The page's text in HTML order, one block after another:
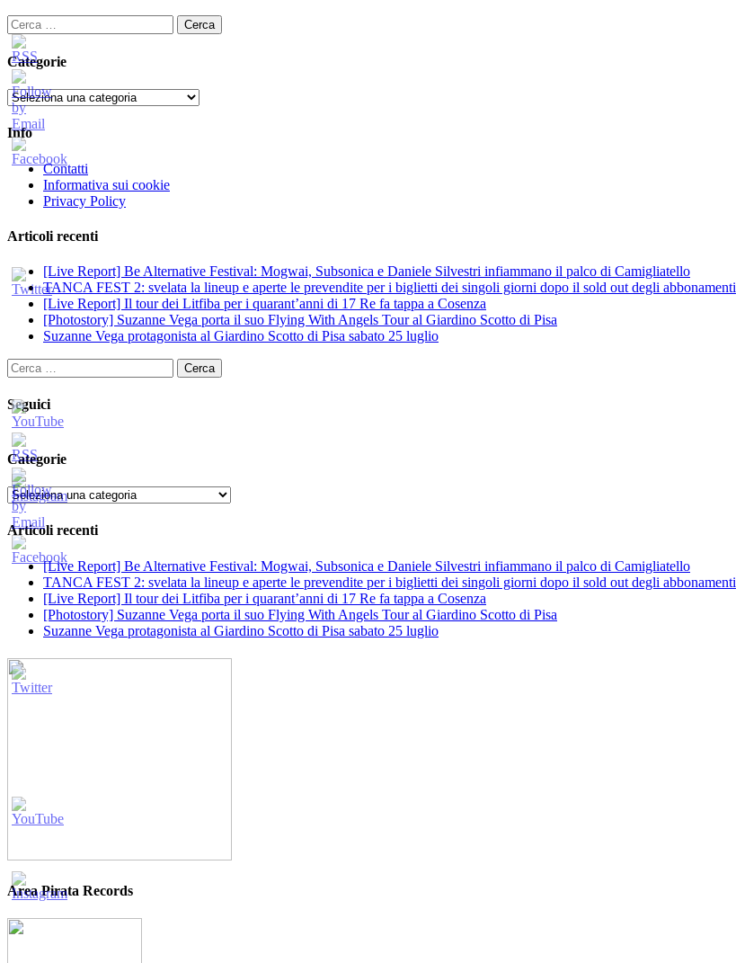
Ricerca
per:
Categorie
Categorie
Info
Contatti
Informativa sui cookie
Privacy Policy
Articoli recenti
[Live Report] Be Alternative Festival: Mogwai, Subsonica e Daniele Silvestri infiammano il palco di Camigliatello
TANCA FEST 2: svelata la lineup e aperte le prevendite per i biglietti dei singoli giorni dopo il sold out degli abbonamenti
[Live Report] Il tour dei Litfiba per i quarant’anni di 17 Re fa tappa a Cosenza
[Photostory] Suzanne Vega porta il suo Flying With Angels Tour al Giardino Scotto di Pisa
Suzanne Vega protagonista al Giardino Scotto di Pisa sabato 25 luglio
Ricerca
per:
Seguici
Categorie
Categorie
Articoli recenti
[Live Report] Be Alternative Festival: Mogwai, Subsonica e Daniele Silvestri infiammano il palco di Camigliatello
TANCA FEST 2: svelata la lineup e aperte le prevendite per i biglietti dei singoli giorni dopo il sold out degli abbonamenti
[Live Report] Il tour dei Litfiba per i quarant’anni di 17 Re fa tappa a Cosenza
[Photostory] Suzanne Vega porta il suo Flying With Angels Tour al Giardino Scotto di Pisa
Suzanne Vega protagonista al Giardino Scotto di Pisa sabato 25 luglio
Area Pirata Records